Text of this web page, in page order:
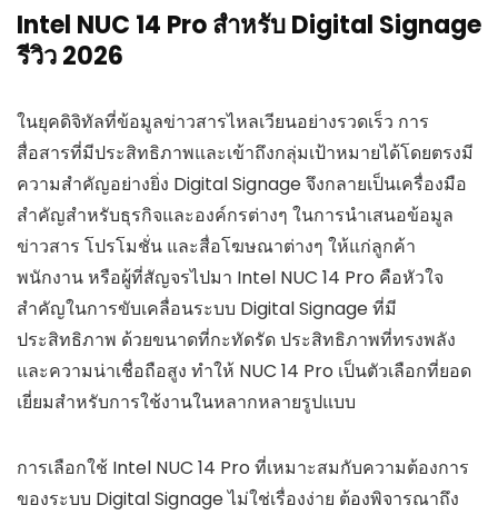
Intel NUC 14 Pro สำหรับ Digital Signage
รีวิว 2026
ในยุคดิจิทัลที่ข้อมูลข่าวสารไหลเวียนอย่างรวดเร็ว การ
สื่อสารที่มีประสิทธิภาพและเข้าถึงกลุ่มเป้าหมายได้โดยตรงมี
ความสำคัญอย่างยิ่ง Digital Signage จึงกลายเป็นเครื่องมือ
สำคัญสำหรับธุรกิจและองค์กรต่างๆ ในการนำเสนอข้อมูล
ข่าวสาร โปรโมชั่น และสื่อโฆษณาต่างๆ ให้แก่ลูกค้า
พนักงาน หรือผู้ที่สัญจรไปมา Intel NUC 14 Pro คือหัวใจ
สำคัญในการขับเคลื่อนระบบ Digital Signage ที่มี
ประสิทธิภาพ ด้วยขนาดที่กะทัดรัด ประสิทธิภาพที่ทรงพลัง
และความน่าเชื่อถือสูง ทำให้ NUC 14 Pro เป็นตัวเลือกที่ยอด
เยี่ยมสำหรับการใช้งานในหลากหลายรูปแบบ
การเลือกใช้ Intel NUC 14 Pro ที่เหมาะสมกับความต้องการ
ของระบบ Digital Signage ไม่ใช่เรื่องง่าย ต้องพิจารณาถึง